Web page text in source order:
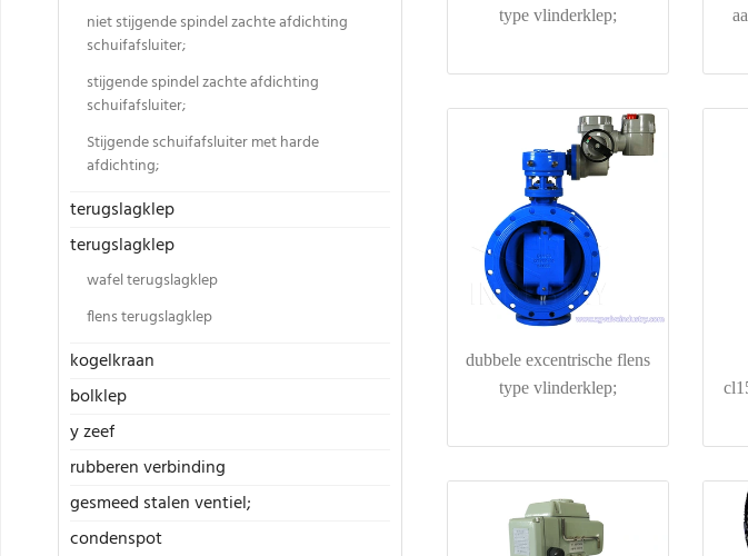
niet stijgende spindel zachte afdichting
schuifafsluiter;
stijgende spindel zachte afdichting
schuifafsluiter;
Stijgende schuifafsluiter met harde
afdichting;
terugslagklep
terugslagklep
wafel terugslagklep
flens terugslagklep
kogelkraan
bolklep
y zeef
rubberen verbinding
gesmeed stalen ventiel;
condenspot
type vlinderklep;
dubbele excentrische flens
type vlinderklep;